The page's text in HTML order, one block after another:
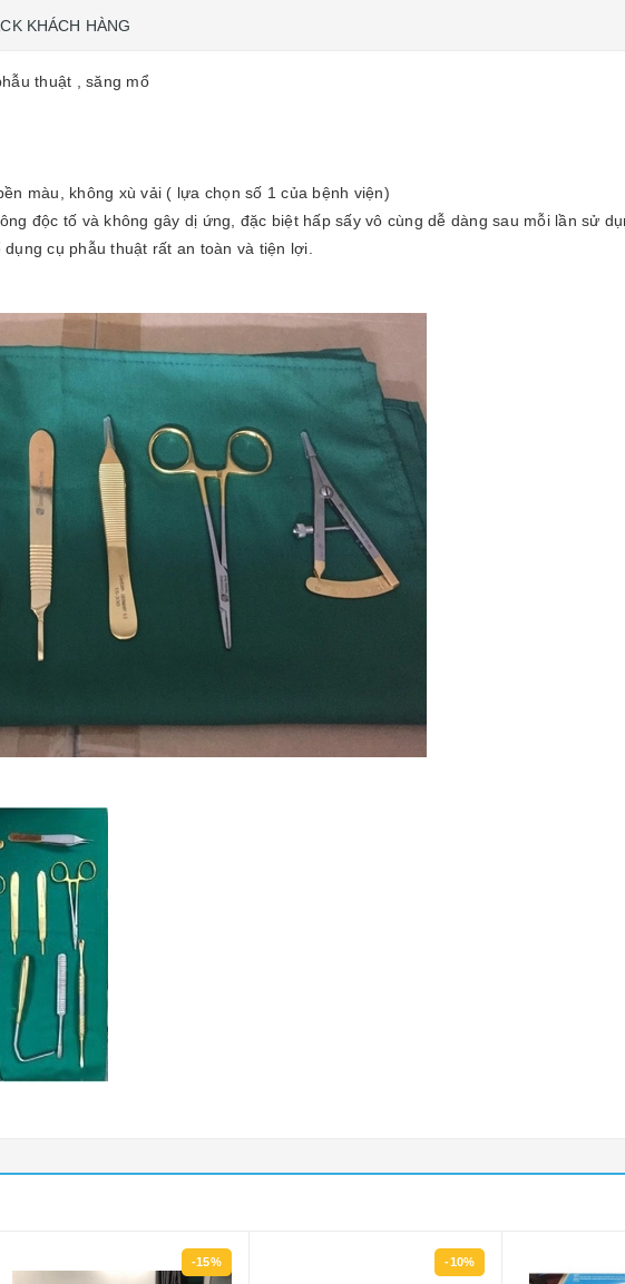
KHÁCH HÀNG
thuật , săng mổ
màu, không xù vải ( lựa chọn số 1 của bệnh viện)
độc tố và không gây dị ứng, đặc biệt hấp sấy vô cùng dễ dàng sau mỗi lần sử
cụ phẫu thuật rất an toàn và tiện lợi.
-15% -10%